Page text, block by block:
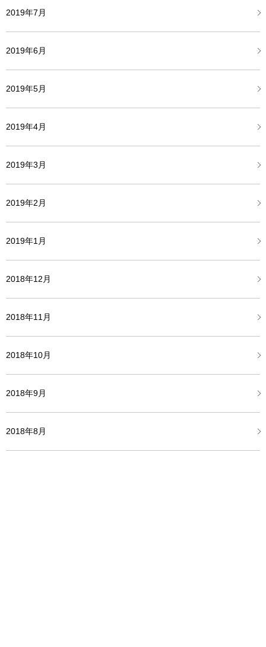
2019年7月
2019年6月
2019年5月
2019年4月
2019年3月
2019年2月
2019年1月
2018年12月
2018年11月
2018年10月
2018年9月
2018年8月